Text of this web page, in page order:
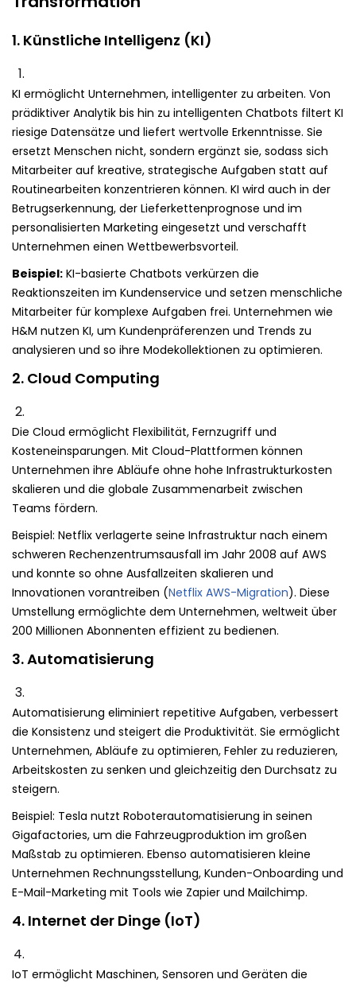
1. Künstliche Intelligenz (KI)
KI ermöglicht Unternehmen, intelligenter zu arbeiten. Von
prädiktiver Analytik bis hin zu intelligenten Chatbots filtert KI
riesige Datensätze und liefert wertvolle Erkenntnisse. Sie
ersetzt Menschen nicht, sondern ergänzt sie, sodass sich
Mitarbeiter auf kreative, strategische Aufgaben statt auf
Routinearbeiten konzentrieren können. KI wird auch in der
Betrugserkennung, der Lieferkettenprognose und im
personalisierten Marketing eingesetzt und verschafft
Unternehmen einen Wettbewerbsvorteil.
Beispiel: KI-basierte Chatbots verkürzen die
Reaktionszeiten im Kundenservice und setzen menschliche
Mitarbeiter für komplexe Aufgaben frei. Unternehmen wie
H&M nutzen KI, um Kundenpräferenzen und Trends zu
analysieren und so ihre Modekollektionen zu optimieren.
2. Cloud Computing
Die Cloud ermöglicht Flexibilität, Fernzugriff und
Kosteneinsparungen. Mit Cloud-Plattformen können
Unternehmen ihre Abläufe ohne hohe Infrastrukturkosten
skalieren und die globale Zusammenarbeit zwischen
Teams fördern.
Beispiel: Netflix verlagerte seine Infrastruktur nach einem
schweren Rechenzentrumsausfall im Jahr 2008 auf AWS
und konnte so ohne Ausfallzeiten skalieren und
Innovationen vorantreiben (Netflix AWS-Migration). Diese
Umstellung ermöglichte dem Unternehmen, weltweit über
200 Millionen Abonnenten effizient zu bedienen.
3. Automatisierung
Automatisierung eliminiert repetitive Aufgaben, verbessert
die Konsistenz und steigert die Produktivität. Sie ermöglicht
Unternehmen, Abläufe zu optimieren, Fehler zu reduzieren,
Arbeitskosten zu senken und gleichzeitig den Durchsatz zu
steigern.
Beispiel: Tesla nutzt Roboterautomatisierung in seinen
Gigafactories, um die Fahrzeugproduktion im großen
Maßstab zu optimieren. Ebenso automatisieren kleine
Unternehmen Rechnungsstellung, Kunden-Onboarding und
E-Mail-Marketing mit Tools wie Zapier und Mailchimp.
4. Internet der Dinge (IoT)
IoT ermöglicht Maschinen, Sensoren und Geräten die